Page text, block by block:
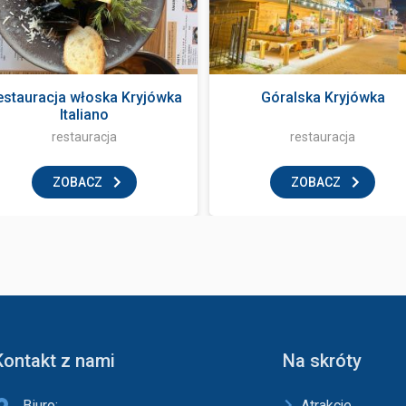
włoska Kryjówka
Italiano
restauracja
ZOBACZ
Góralska Kryjówka
restauracja
ZOBACZ
z nami Na skróty